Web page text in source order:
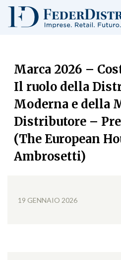
Marca 2026 –
Il ruolo della
Moderna e della
Distributore –
(The European
Ambrosetti)
19 GENNAIO 2026